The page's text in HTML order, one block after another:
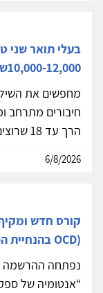
בעלי תואר שני
10,000-12,000שח לפחות מחצי משרה אחהצ
מחפשים את
חיבורים מתרחב
הרך עד 18 שרוצים עניין והתפתחות
6/8/2026
OCD) בהנחיית הפסיכולוג גדעון פיין
“אנטומיה של